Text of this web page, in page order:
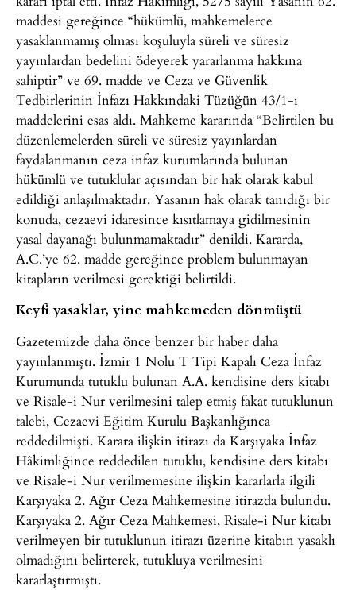
maddesi gereğince “hükümlü, mahkemelerce
yasaklanmamış olması koşuluyla süreli ve süresiz
yayınlardan bedelini ödeyerek yararlanma hakkına
sahiptir” ve 69. madde ve Ceza ve Güvenlik
Tedbirlerinin İnfazı Hakkındaki Tüzüğün 43/1-ı
maddelerini esas aldı. Mahkeme kararında “Belirtilen bu
düzenlemelerden süreli ve süresiz yayınlardan
faydalanmanın ceza infaz kurumlarında bulunan
hükümlü ve tutuklular açısından bir hak olarak kabul
edildiği anlaşılmaktadır. Yasanın hak olarak tanıdığı bir
konuda, cezaevi idaresince kısıtlamaya gidilmesinin
yasal dayanağı bulunmamaktadır” denildi. Kararda,
A.C.’ye 62. madde gereğince problem bulunmayan
kitapların verilmesi gerektiği belirtildi.
Keyfi yasaklar, yine mahkemeden dönmüştü
Gazetemizde daha önce benzer bir haber daha
yayınlanmıştı. İzmir 1 Nolu T Tipi Kapalı Ceza İnfaz
Kurumunda tutuklu bulunan A.A. kendisine ders kitabı
ve Risale-i Nur verilmesini talep etmiş fakat tutuklunun
talebi, Cezaevi Eğitim Kurulu Başkanlığınca
reddedilmişti. Karara ilişkin itirazı da Karşıyaka İnfaz
Hâkimliğince reddedilen tutuklu, kendisine ders kitabı
ve Risale-i Nur verilmemesine ilişkin kararlarla ilgili
Karşıyaka 2. Ağır Ceza Mahkemesine itirazda bulundu.
Karşıyaka 2. Ağır Ceza Mahkemesi, Risale-i Nur kitabı
verilmeyen bir tutuklunun itirazı üzerine kitabın yasaklı
olmadığını belirterek, tutukluya verilmesini
kararlaştırmıştı.